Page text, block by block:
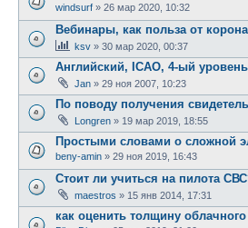
windsurf » 26 мар 2020, 10:32
Вебинары, как польза от
ksv » 30 мар 2020, 00:37
Английский, ICAO, 4-ый
Jan » 29 ноя 2007, 10:23
По поводу получения
Longren » 19 мар 2019, 18:55
Простыми словами о сложной
beny-amin » 29 ноя 2019, 16:43
Стоит ли учиться на пилота
maestros » 15 янв 2014, 17:31
как оценить толщину